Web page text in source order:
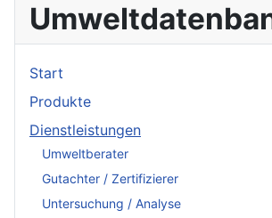
Start
Produkte
Dienstleistungen
Umweltberater
Gutachter / Zertifizierer
Untersuchung / Analyse